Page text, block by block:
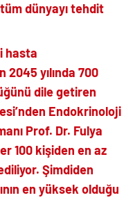
dünyayı tehdit
hasta
2045 yılında 700
dile getiren
Endokrinoloji
Prof. Dr. Fulya
100 kişiden en az
Şimdiden
en yüksek olduğu